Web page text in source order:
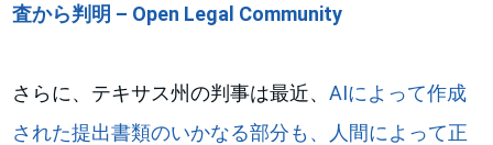
査から判明 – Open Legal Community
さらに、テキサス州の判事は最近、AIによって作成
された提出書類のいかなる部分も、人間によって正